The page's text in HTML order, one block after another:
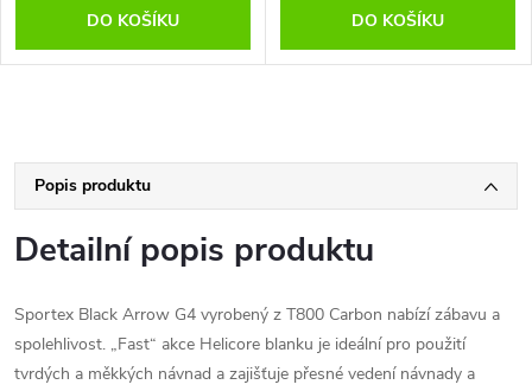
DO KOŠÍKU DO KOŠÍKU
Popis produktu
Detailní popis produktu
Sportex Black Arrow G4 vyrobený z T800 Carbon nabízí zábavu a
spolehlivost. „Fast“ akce Helicore blanku je ideální pro použití
tvrdých a měkkých návnad a zajišťuje přesné vedení návnady a